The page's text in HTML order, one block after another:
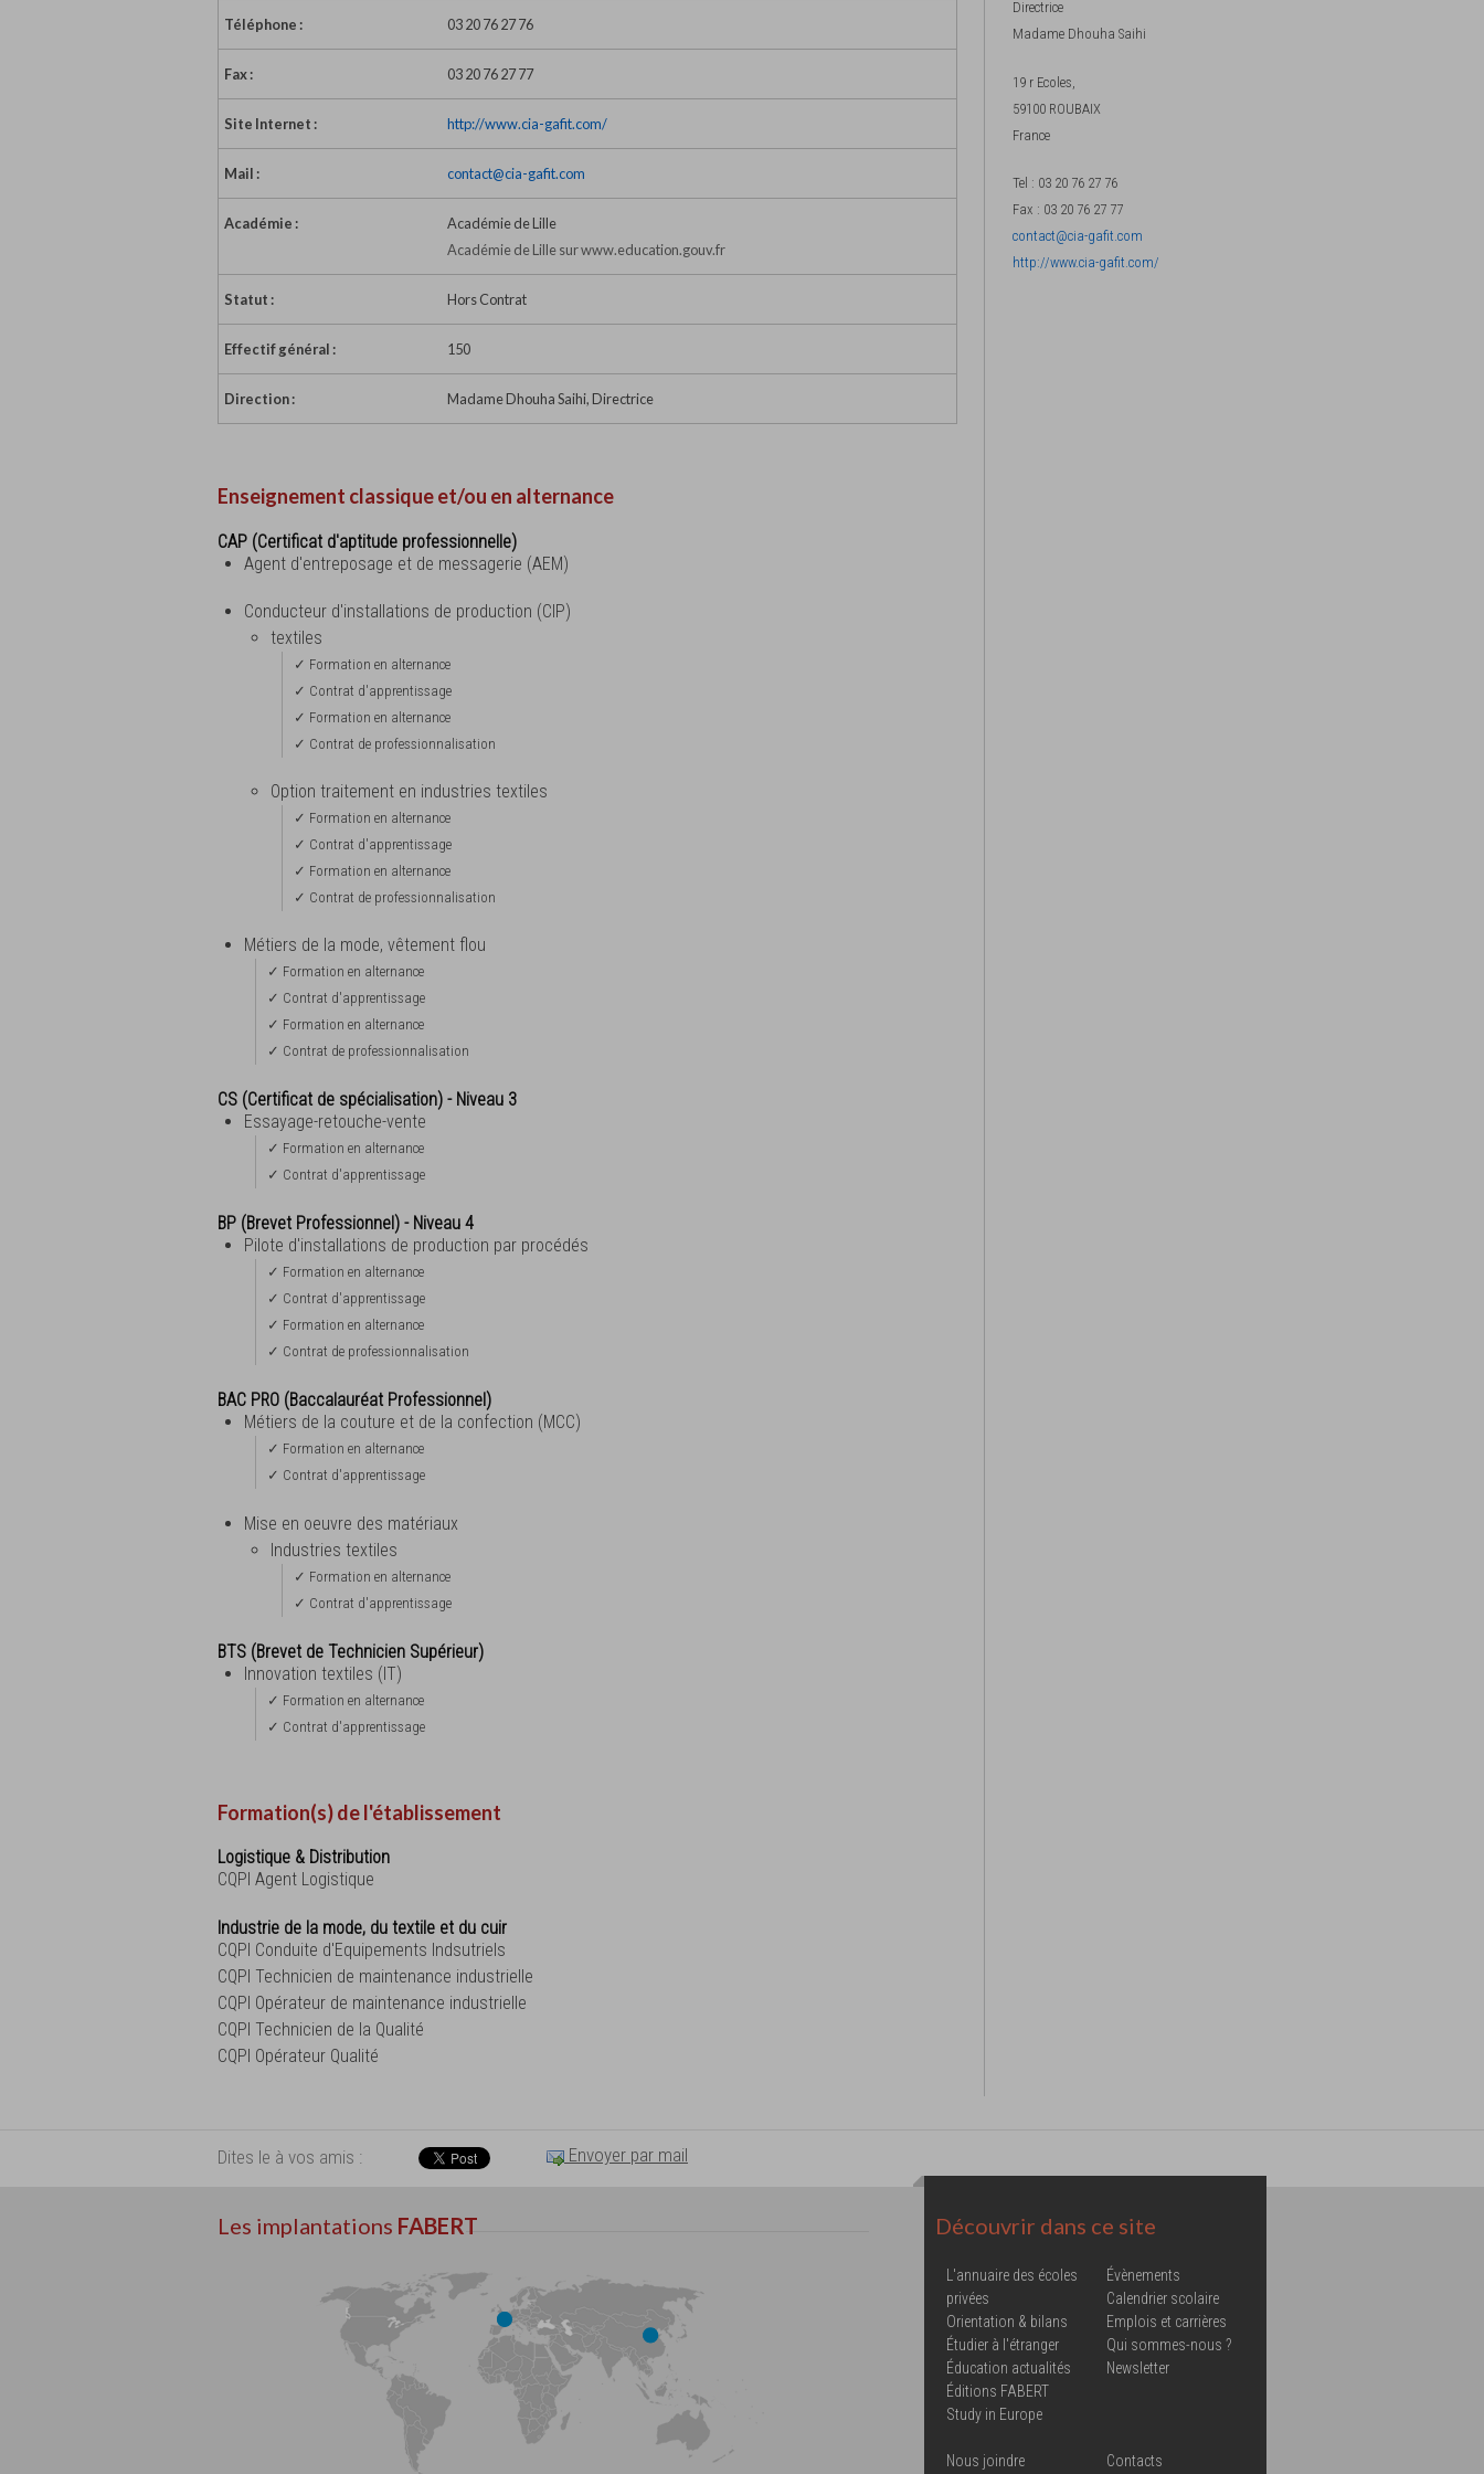
Téléphone : 03 20 76 27 76
Fax : 03 20 76 27 77
Site Internet : http://www.cia-gafit.com/
Mail : contact@cia-gafit.com
Académie :
Académie de Lille
Académie de Lille sur www.education.gouv.fr
Statut : Hors Contrat
Effectif général : 150
Direction : Madame Dhouha Saihi, Directrice
Enseignement classique et/ou en alternance
CAP (Certificat d'aptitude professionnelle)
Agent d'entreposage et de messagerie (AEM)
Conducteur d'installations de production (CIP)
textiles
✓ Formation en alternance
✓ Contrat d'apprentissage
✓ Formation en alternance
✓ Contrat de professionnalisation
Option traitement en industries textiles
✓ Formation en alternance
✓ Contrat d'apprentissage
✓ Formation en alternance
✓ Contrat de professionnalisation
Métiers de la mode, vêtement flou
✓ Formation en alternance
✓ Contrat d'apprentissage
✓ Formation en alternance
✓ Contrat de professionnalisation
CS (Certificat de spécialisation) - Niveau 3
Essayage-retouche-vente
✓ Formation en alternance
✓ Contrat d'apprentissage
BP (Brevet Professionnel) - Niveau 4
Pilote d'installations de production par procédés
✓ Formation en alternance
✓ Contrat d'apprentissage
✓ Formation en alternance
✓ Contrat de professionnalisation
BAC PRO (Baccalauréat Professionnel)
Métiers de la couture et de la confection (MCC)
✓ Formation en alternance
✓ Contrat d'apprentissage
Mise en oeuvre des matériaux
Industries textiles
✓ Formation en alternance
✓ Contrat d'apprentissage
BTS (Brevet de Technicien Supérieur)
Innovation textiles (IT)
✓ Formation en alternance
✓ Contrat d'apprentissage
Formation(s) de l'établissement
Logistique & Distribution
CQPI Agent Logistique
Industrie de la mode, du textile et du cuir
CQPI Conduite d'Equipements Indsutriels
CQPI Technicien de maintenance industrielle
CQPI Opérateur de maintenance industrielle
CQPI Technicien de la Qualité
CQPI Opérateur Qualité
Directrice
Madame Dhouha Saihi
19 r Ecoles,
59100 ROUBAIX
France
Tel : 03 20 76 27 76
Fax : 03 20 76 27 77
contact@cia-gafit.com
http://www.cia-gafit.com/
Dites le à vos amis : Envoyer par mail
Les implantations FABERT Découvrir dans ce site
L'annuaire des écoles
privées
Orientation & bilans
Étudier à l'étranger
Éducation actualités
Éditions FABERT
Study in Europe
Évènements
Calendrier scolaire
Emplois et carrières
Qui sommes-nous ?
Newsletter
Nous joindre Contacts